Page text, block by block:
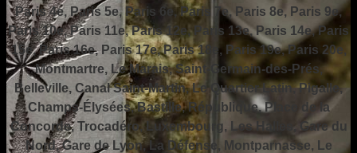
Paris 4e, Paris 5e, Paris 6e, Paris 7e, Paris 8e, Paris 9e,
Paris 10e, Paris 11e, Paris 12e, Paris 13e, Paris 14e, Paris
15e, Paris 16e, Paris 17e, Paris 18e, Paris 19e, Paris 20e,
Montmartre, Le Marais, Saint-Germain-des-Prés,
Belleville, Canal Saint-Martin, Le Quartier Latin, Pigalle,
Champs-Élysées, Bastille, République, Place de la
Concorde, Trocadéro, Luxembourg, Les Halles, Gare du
Nord, Gare de Lyon, La Défense, Montparnasse, Le